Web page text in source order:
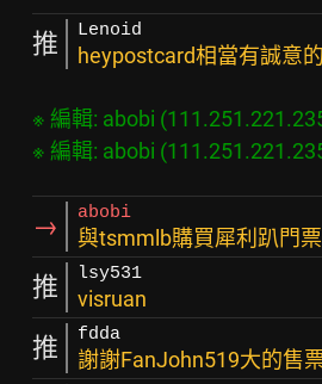
推 Lenoid
heypostcard相當有誠意
※ 編輯: abobi
→ abobi
與tsmmlb購買犀利趴門
推 lsy531
visruan
推 fdda
謝謝FanJohn519大的售